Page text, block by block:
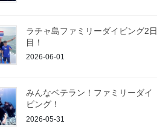
ラチャ島ファミリーダイビング2日
目！
2026-06-01
みんなベテラン！ファミリーダイ
ビング！
2026-05-31